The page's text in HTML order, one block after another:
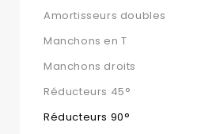
Amortisseurs doubles
Manchons en T
Manchons droits
Réducteurs 45°
Réducteurs 90°